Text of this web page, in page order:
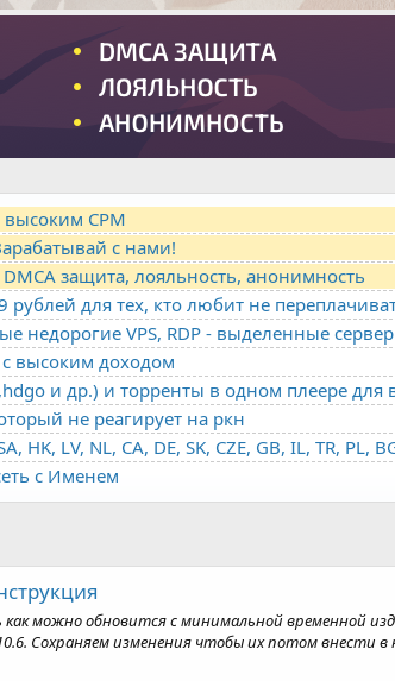
CPM
с нами!
защита, лояльность, анонимность
недорогие VPS, RDP - выделенные
высоким доходом
и др.) и торренты в одном плеере для
не реагирует на ркн
с Именем
можно обновится с минимальной временной
Сохраняем изменения чтобы их потом внести в